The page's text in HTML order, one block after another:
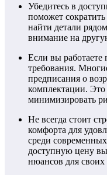
Убедитесь в
поможет
найти детали
внимание на
Если вы работаете
требования.
предписания о
комплектации.
минимизировать
Не всегда стоит
комфорта для
среди
доступную цену
нюансов для своих